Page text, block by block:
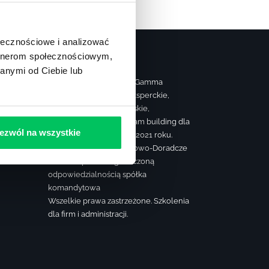
i analizować
społecznościowym,
od Ciebie lub
na wszystkie
Strona należy do grupy Gamma
realizującej szkolenia eksperckie,
sprzedażowe, managerskie,
farmaceutyczne oraz team building dla
firm. Firma szkoleniowa 2021 roku.
© Konsorcjum Szkoleniowo-Doradcze
Gamma spółka z ograniczoną
odpowiedzialnością spółka
komandytowa
Wszelkie prawa zastrzeżone. Szkolenia
dla firm i administracji.